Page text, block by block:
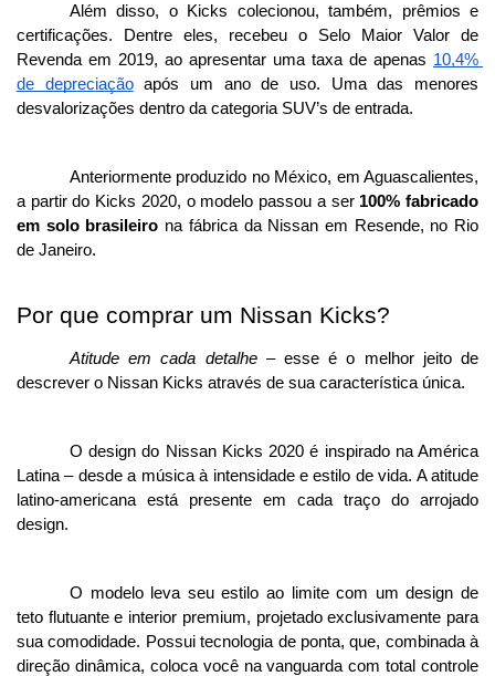
Além disso, o Kicks colecionou, também, prêmios e
certificações. Dentre eles, recebeu o Selo Maior Valor de
Revenda em 2019, ao apresentar uma taxa de apenas 10,4%
de depreciação após um ano de uso. Uma das menores
desvalorizações dentro da categoria SUV’s de entrada.
Anteriormente produzido no México, em Aguascalientes,
a partir do Kicks 2020, o modelo passou a ser 100% fabricado
em solo brasileiro na fábrica da Nissan em Resende, no Rio
de Janeiro.
Por que comprar um Nissan Kicks?
Atitude em cada detalhe – esse é o melhor jeito de
descrever o Nissan Kicks através de sua característica única.
O design do Nissan Kicks 2020 é inspirado na América
Latina – desde a música à intensidade e estilo de vida. A atitude
latino-americana está presente em cada traço do arrojado
design.
O modelo leva seu estilo ao limite com um design de
teto flutuante e interior premium, projetado exclusivamente para
sua comodidade. Possui tecnologia de ponta, que, combinada à
direção dinâmica, coloca você na vanguarda com total controle